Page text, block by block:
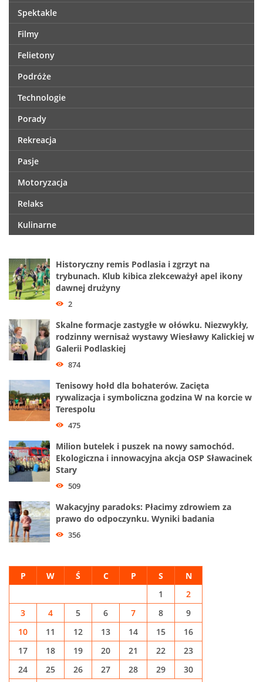
Spektakle
Filmy
Felietony
Podróże
Technologie
Porady
Rekreacja
Pasje
Motoryzacja
Relaks
Kulinarne
Historyczny remis Podlasia i zgrzyt na
trybunach. Klub kibica zlekceważył apel ikony
dawnej drużyny
2
Skalne formacje zastygłe w ołówku. Niezwykły,
rodzinny wernisaż wystawy Wiesławy Kalickiej w
Galerii Podlaskiej
874
Tenisowy hołd dla bohaterów. Zacięta
rywalizacja i symboliczna godzina W na korcie w
Terespolu
475
Milion butelek i puszek na nowy samochód.
Ekologiczna i innowacyjna akcja OSP Sławacinek
Stary
509
Wakacyjny paradoks: Płacimy zdrowiem za
prawo do odpoczynku. Wyniki badania
356
P W Ś C P S N
1
2
3
4 5 6 7 8
9
10
11 12 13 14 15
16
17
18 19 20 21 22
23
24
25 26 27 28 29
30